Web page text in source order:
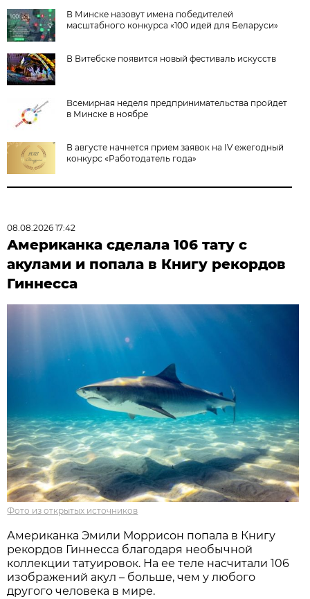
В Минске назовут имена победителей
масштабного конкурса «100 идей для Беларуси»
В Витебске появится новый фестиваль искусств
Всемирная неделя предпринимательства пройдет
в Минске в ноябре
В августе начнется прием заявок на IV ежегодный
конкурс «Работодатель года»
08.08.2026 17:42
Американка сделала 106 тату с
акулами и попала в Книгу рекордов
Гиннесса
Фото из открытых источников
Американка Эмили Моррисон попала в Книгу
рекордов Гиннесса благодаря необычной
коллекции татуировок. На ее теле насчитали 106
изображений акул – больше, чем у любого
другого человека в мире.